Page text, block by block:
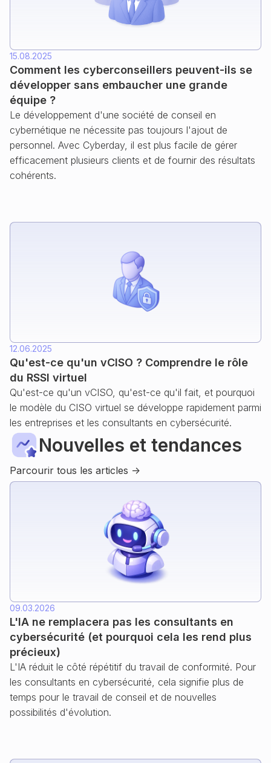
15.08.2025
Comment les cyberconseillers peuvent-ils se
développer sans embaucher une grande
équipe ?
Le développement d'une société de conseil en
cybernétique ne nécessite pas toujours l'ajout de
personnel. Avec Cyberday, il est plus facile de gérer
efficacement plusieurs clients et de fournir des résultats
cohérents.
12.06.2025
Qu'est-ce qu'un vCISO ? Comprendre le rôle
du RSSI virtuel
Qu'est-ce qu'un vCISO, qu'est-ce qu'il fait, et pourquoi
le modèle du CISO virtuel se développe rapidement parmi
les entreprises et les consultants en cybersécurité.
Nouvelles et tendances
Parcourir tous les articles ->
09.03.2026
L'IA ne remplacera pas les consultants en
cybersécurité (et pourquoi cela les rend plus
précieux)
L'IA réduit le côté répétitif du travail de conformité. Pour
les consultants en cybersécurité, cela signifie plus de
temps pour le travail de conseil et de nouvelles
possibilités d'évolution.